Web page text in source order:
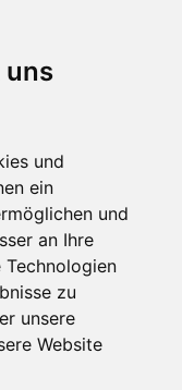
uns
und
ein
und
an Ihre
Technologien
zu
unsere
Website